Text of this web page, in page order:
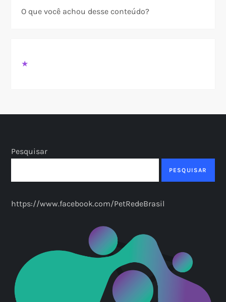
O que você achou desse conteúdo?
★
Pesquisar
PESQUISAR
https://www.facebook.com/PetRedeBrasil